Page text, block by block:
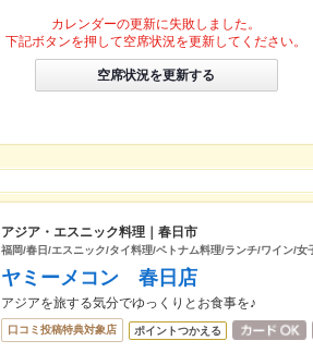
カレンダーの更新に失敗しました。
下記ボタンを押して空席状況を更新してください。
空席状況を更新する
アジア・エスニック料理｜春日市
福岡/春日/エスニック/タイ料理/ベトナム料理/ランチ/ワイン/女
ヤミーメコン 春日店
アジアを旅する気分でゆっくりとお食事を♪
口コミ投稿特典対象店 ポイントつかえる